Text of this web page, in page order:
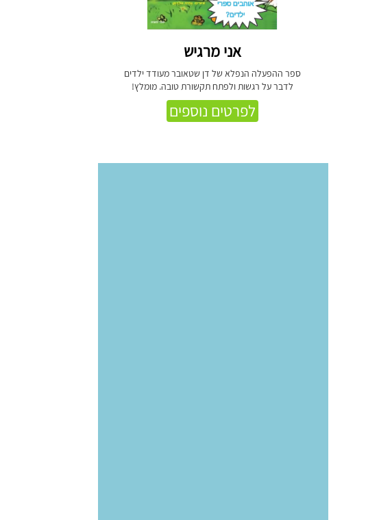
אני מרגיש
ספר ההפעלה הנפלא של דן שטאובר מעודד ילדים
לדבר על רגשות ולפתח תקשורת טובה. מומלץ!
לפרטים נוספים